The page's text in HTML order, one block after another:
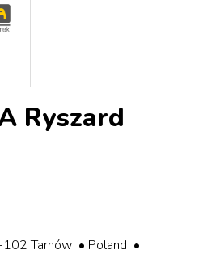
Ryszard
Tarnów • Poland •